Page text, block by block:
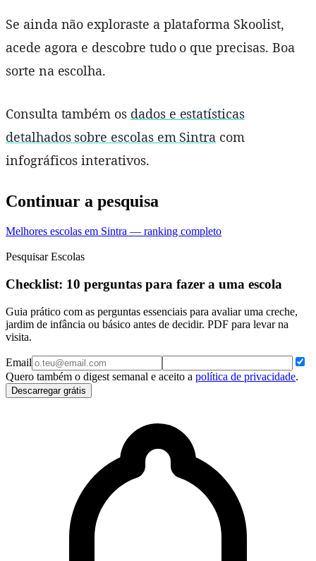
Se ainda não exploraste a plataforma Skoolist,
acede agora e descobre tudo o que precisas. Boa
sorte na escolha.
Consulta também os dados e estatísticas
detalhados sobre escolas em Sintra com
infográficos interativos.
Continuar a pesquisa
Melhores escolas em Sintra — ranking completo
Pesquisar Escolas
Checklist: 10 perguntas para fazer a uma escola
Guia prático com as perguntas essenciais para avaliar uma creche,
jardim de infância ou básico antes de decidir. PDF para levar na
visita.
Email
Quero também o digest semanal e aceito a política de privacidade.
Descarregar grátis